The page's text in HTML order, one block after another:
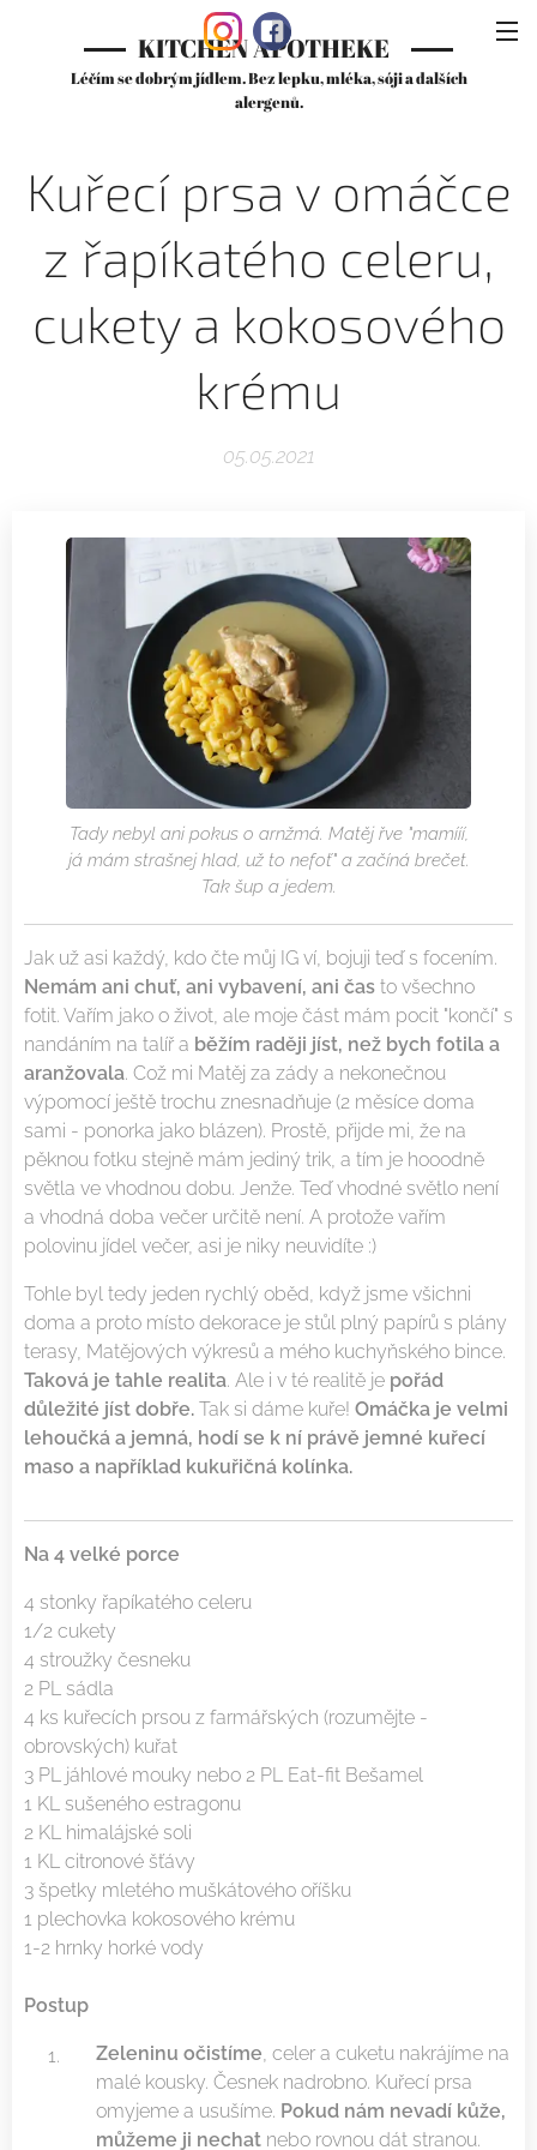
KITCHEN APOTHEKE
Léčím se dobrým jídlem. Bez lepku, mléka, sóji a dalších
alergenů.
Kuřecí prsa v omáčce
z řapíkatého celeru,
cukety a kokosového
krému
05.05.2021
Tady nebyl ani pokus o arnžmá. Matěj řve "mamííí,
já mám strašnej hlad, už to nefoť" a začíná brečet.
Tak šup a jedem.
Jak už asi každý, kdo čte můj IG ví, bojuji teď s focením.
Nemám ani chuť, ani vybavení, ani čas to všechno
fotit. Vařím jako o život, ale moje část mám pocit "končí" s
nandáním na talíř a běžím raději jíst, než bych fotila a
aranžovala. Což mi Matěj za zády a nekonečnou
výpomocí ještě trochu znesnadňuje (2 měsíce doma
sami - ponorka jako blázen). Prostě, přijde mi, že na
pěknou fotku stejně mám jediný trik, a tím je hooodně
světla ve vhodnou dobu. Jenže. Teď vhodné světlo není
a vhodná doba večer určitě není. A protože vařím
polovinu jídel večer, asi je niky neuvidíte :)
Tohle byl tedy jeden rychlý oběd, když jsme všichni
doma a proto místo dekorace je stůl plný papírů s plány
terasy, Matějových výkresů a mého kuchyňského bince.
Taková je tahle realita. Ale i v té realitě je pořád
důležité jíst dobře. Tak si dáme kuře! Omáčka je velmi
lehoučká a jemná, hodí se k ní právě jemné kuřecí
maso a například kukuřičná kolínka.
Na 4 velké porce
4 stonky řapíkatého celeru
1/2 cukety
4 stroužky česneku
2 PL sádla
4 ks kuřecích prsou z farmářských (rozumějte -
obrovských) kuřat
3 PL jáhlové mouky nebo 2 PL Eat-fit Bešamel
1 KL sušeného estragonu
2 KL himalájské soli
1 KL citronové šťávy
3 špetky mletého muškátového oříšku
1 plechovka kokosového krému
1-2 hrnky horké vody
Postup
Zeleninu očistíme , celer a cuketu nakrájíme na
malé kousky. Česnek nadrobno. Kuřecí prsa
omyjeme a usušíme. Pokud nám nevadí kůže,
můžeme ji nechat nebo rovnou dát stranou.